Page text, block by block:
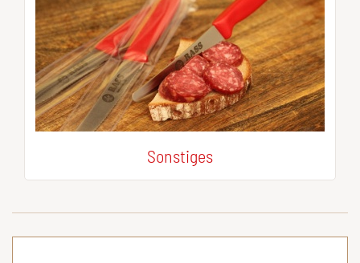
Sonstiges